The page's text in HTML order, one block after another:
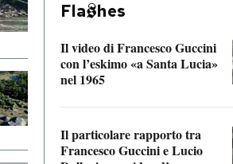
Fla hes
Il video di Francesco Guccini
con l’eskimo «a Santa Lucia»
nel 1965
Il particolare rapporto tra
Francesco Guccini e Lucio